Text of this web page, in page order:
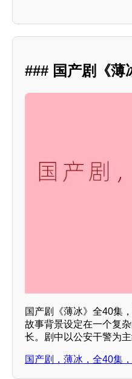
### 国产剧《薄
国产剧《薄冰》全40集
故事背景设定在一个复
长。剧中以公安干警为
国产剧，薄冰，全40集，